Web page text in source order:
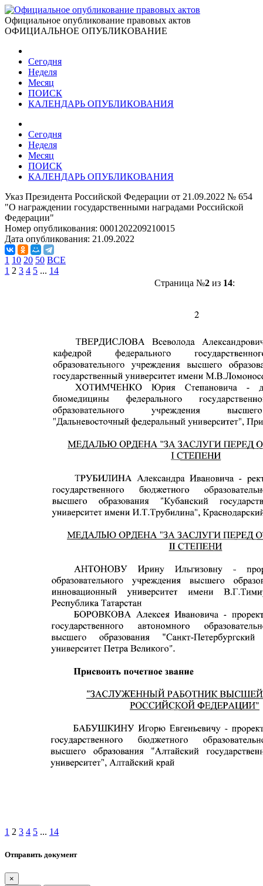
Официальное опубликование правовых актов
ОФИЦИАЛЬНОЕ ОПУБЛИКОВАНИЕ
Сегодня
Неделя
Месяц
ПОИСК
КАЛЕНДАРЬ ОПУБЛИКОВАНИЯ
Сегодня
Неделя
Месяц
ПОИСК
КАЛЕНДАРЬ ОПУБЛИКОВАНИЯ
Указ Президента Российской Федерации от 21.09.2022 № 654
"О награждении государственными наградами Российской
Федерации"
Номер опубликования: 0001202209210015
Дата опубликования: 21.09.2022
1 10 20 50 ВСЕ
1 2 3 4 5 ... 14
Страница №2из 14:
1 2 3 4 5 ... 14
Отправить документ
×